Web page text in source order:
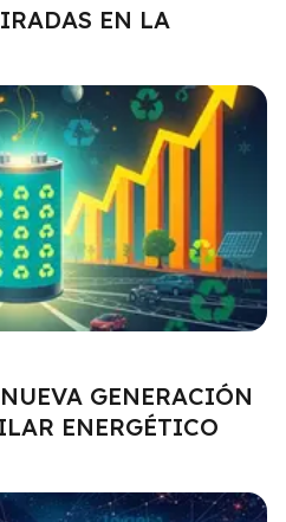
EN LA
GENERACIÓN
ENERGÉTICO